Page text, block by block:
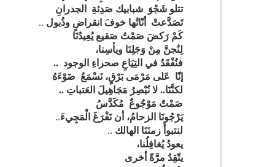
تتلو شَجْوَ شبابيك صَدِئةِ الجدرانِ‏
تَصَدَّعتْ أنّاتُها خوفَ انقراضٍ‏ وذُبول ..
كَمْ رَكضَ صَمْتُ صَقيع يُعِيدُنَا
لِنُجنَّ مِنْ وَجَلِنَا ويأسِنا،
‏فنُفْقَدُ في التِيَاعِ صحراءِ الوجود ..
إنّا عَلى مَرْمَى بَرْقٍ، نَسْمَعُ ضَوْءَهُ
لكنَّنَا.. لا نُبْصِرُ مَجَاهِيلَ العَتباتِ ‏..
صَمْتٌ مَوْجُوعٌ مُكَدَّسُ
يَرْجُونَا الزحامُ، أن نَفْرَغَ الْمَجِيءَ..
لنتبوأَ زمنَنَا الهالك ‏ ..
يعودُ يُغافِلُنا،
يتّقِدُ مرَّةً أخرى